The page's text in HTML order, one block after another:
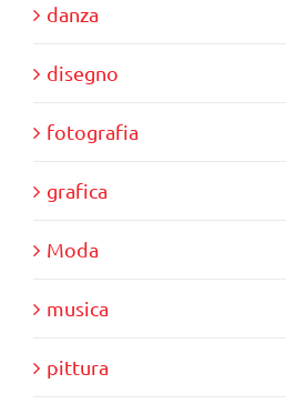
danza
disegno
fotografia
grafica
Moda
musica
pittura